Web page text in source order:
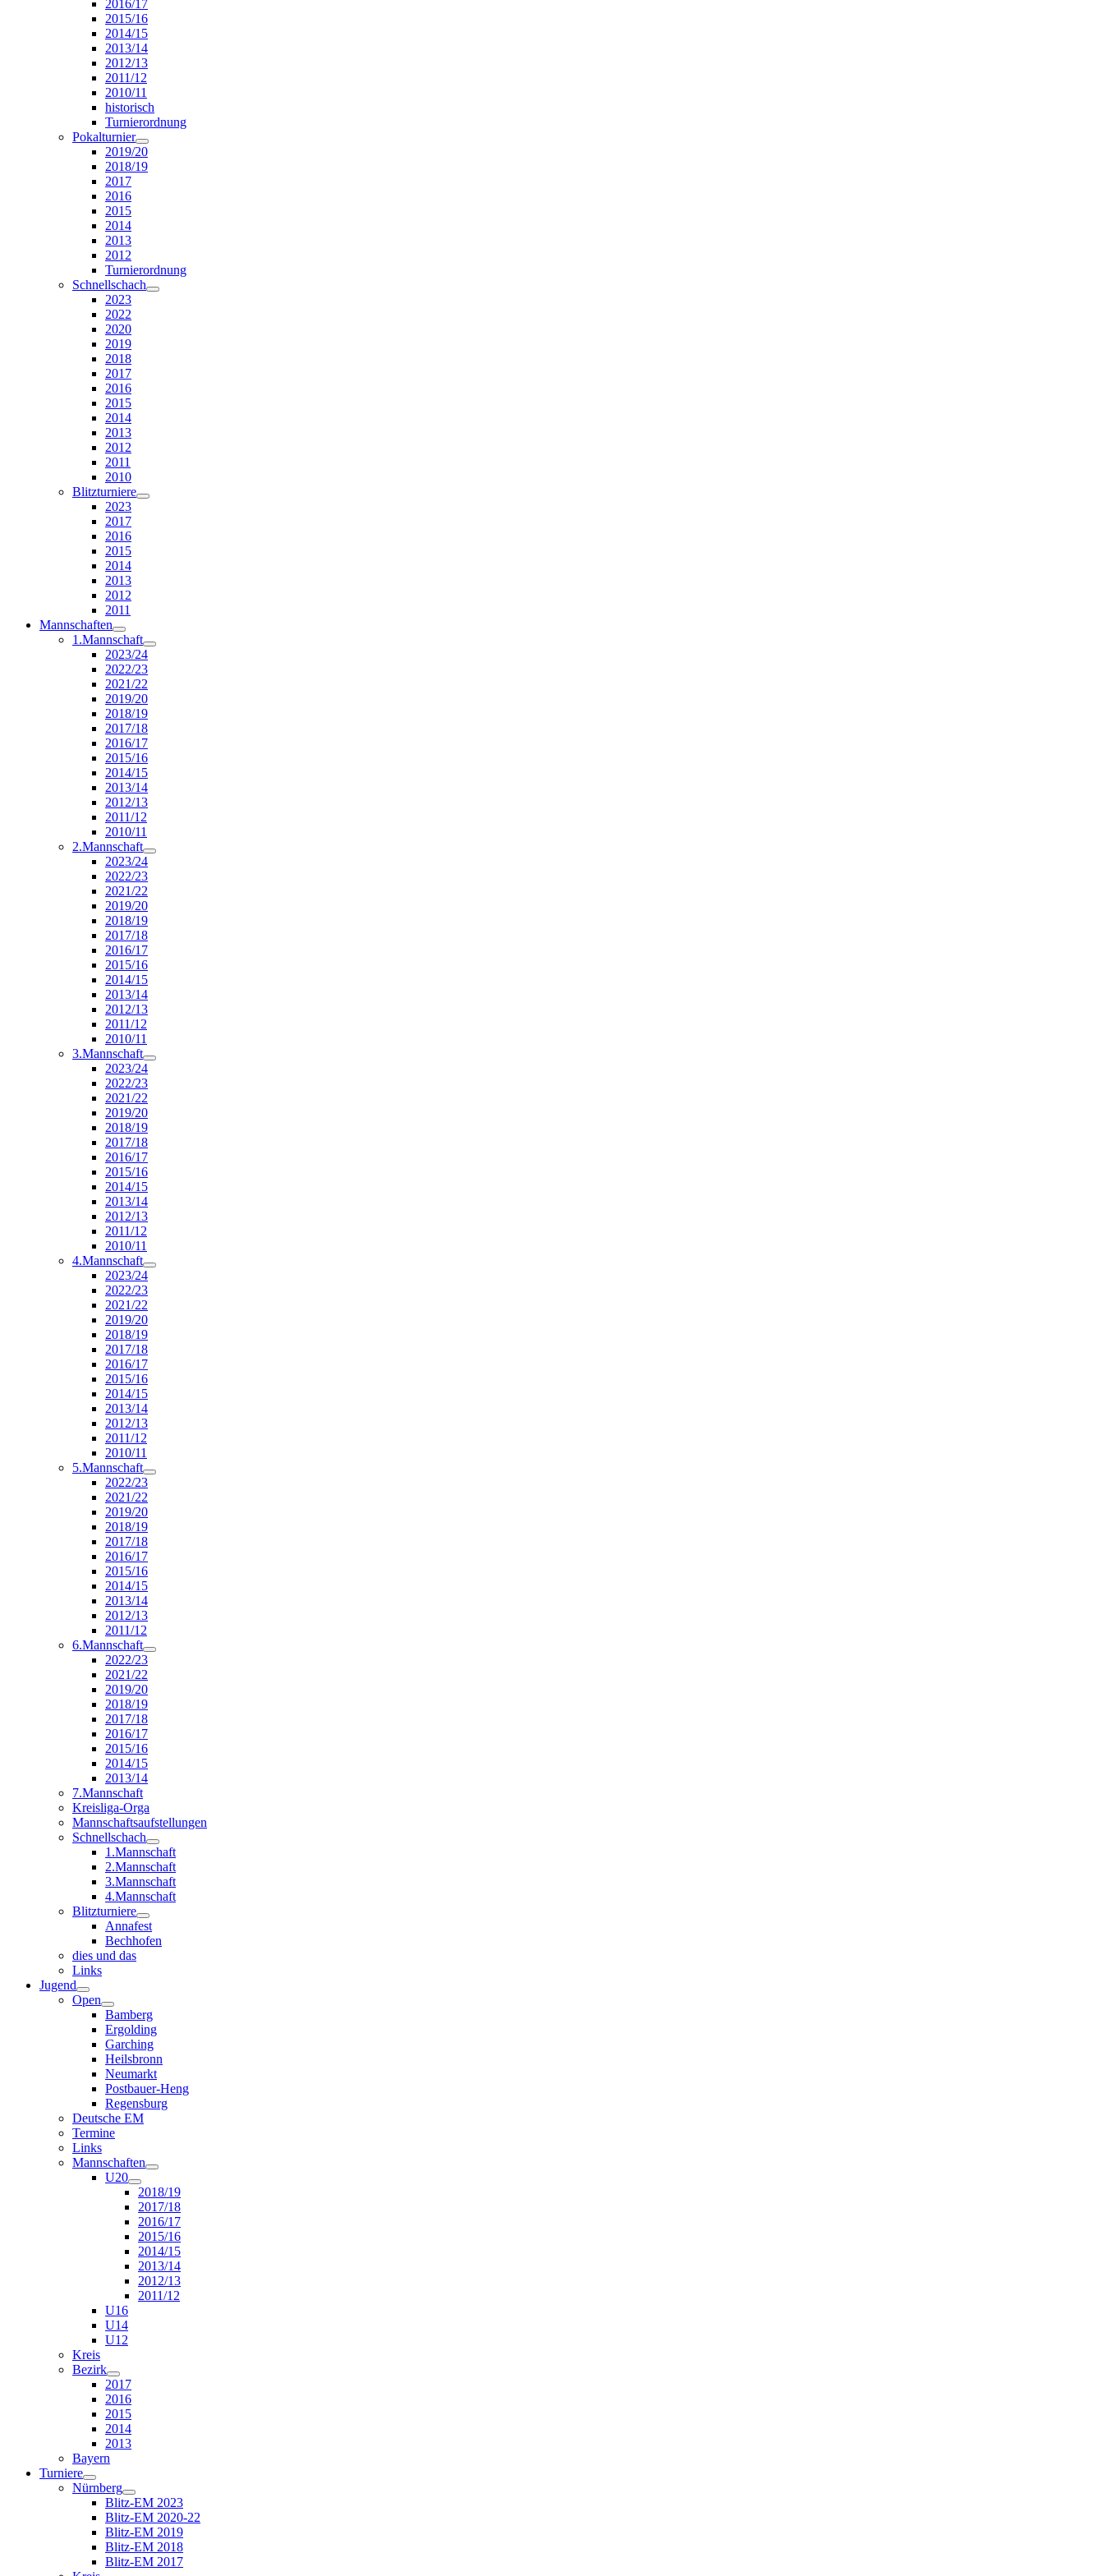
2016/17
2015/16
2014/15
2013/14
2012/13
2011/12
2010/11
historisch
Turnierordnung
Pokalturnier
2019/20
2018/19
2017
2016
2015
2014
2013
2012
Turnierordnung
Schnellschach
2023
2022
2020
2019
2018
2017
2016
2015
2014
2013
2012
2011
2010
Blitzturniere
2023
2017
2016
2015
2014
2013
2012
2011
Mannschaften
1.Mannschaft
2023/24
2022/23
2021/22
2019/20
2018/19
2017/18
2016/17
2015/16
2014/15
2013/14
2012/13
2011/12
2010/11
2.Mannschaft
2023/24
2022/23
2021/22
2019/20
2018/19
2017/18
2016/17
2015/16
2014/15
2013/14
2012/13
2011/12
2010/11
3.Mannschaft
2023/24
2022/23
2021/22
2019/20
2018/19
2017/18
2016/17
2015/16
2014/15
2013/14
2012/13
2011/12
2010/11
4.Mannschaft
2023/24
2022/23
2021/22
2019/20
2018/19
2017/18
2016/17
2015/16
2014/15
2013/14
2012/13
2011/12
2010/11
5.Mannschaft
2022/23
2021/22
2019/20
2018/19
2017/18
2016/17
2015/16
2014/15
2013/14
2012/13
2011/12
6.Mannschaft
2022/23
2021/22
2019/20
2018/19
2017/18
2016/17
2015/16
2014/15
2013/14
7.Mannschaft
Kreisliga-Orga
Mannschaftsaufstellungen
Schnellschach
1.Mannschaft
2.Mannschaft
3.Mannschaft
4.Mannschaft
Blitzturniere
Annafest
Bechhofen
dies und das
Links
Jugend
Open
Bamberg
Ergolding
Garching
Heilsbronn
Neumarkt
Postbauer-Heng
Regensburg
Deutsche EM
Termine
Links
Mannschaften
U20
2018/19
2017/18
2016/17
2015/16
2014/15
2013/14
2012/13
2011/12
U16
U14
U12
Kreis
Bezirk
2017
2016
2015
2014
2013
Bayern
Turniere
Nürnberg
Blitz-EM 2023
Blitz-EM 2020-22
Blitz-EM 2019
Blitz-EM 2018
Blitz-EM 2017